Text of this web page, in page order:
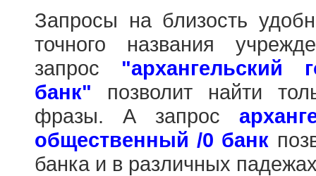
Запросы на близость
точного названия
запрос "архангельский
банк" позволит найти
фразы. А запрос
общественный /0 банк
банка и в различных